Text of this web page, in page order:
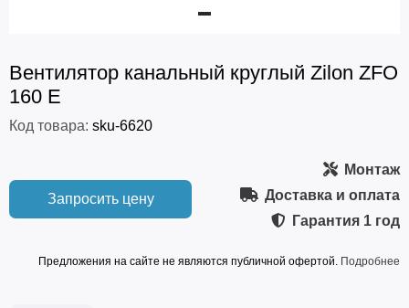
Вентилятор канальный круглый Zilon ZFO
160 E
Код товара: sku-6620
Запросить цену
Монтаж
Доставка и оплата
Гарантия 1 год
Предложения на сайте не являются публичной офертой. Подробнее